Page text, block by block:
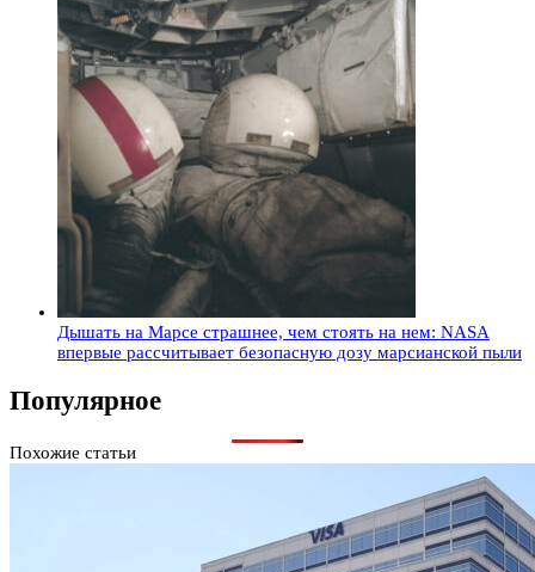
Дышать на Марсе страшнее, чем стоять на нем: NASA
впервые рассчитывает безопасную дозу марсианской пыли
Популярное
Похожие статьи